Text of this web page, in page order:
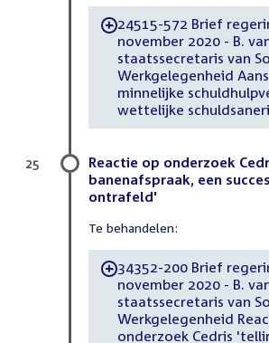
-24515-572 Brief
november 2020 - B.
staatssecretaris van
Werkgelegenheid
minnelijke
wettelijke
Reactie op onderzoek
banenafspraak, een
ontrafeld'
Te behandelen:
-34352-200 Brief
november 2020 - B.
staatssecretaris van
Werkgelegenheid
onderzoek Cedris
25